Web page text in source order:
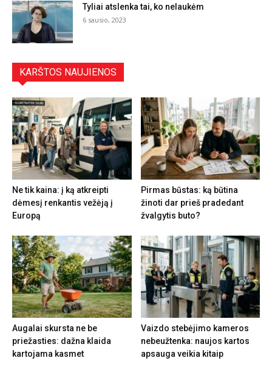
Tyliai atslenka tai, ko nelaukėm
6 sausio, 2023
KARŠTOS NAUJIENOS
Ne tik kaina: į ką atkreipti
dėmesį renkantis vežėją į
Europą
Pirmas būstas: ką būtina
žinoti dar prieš pradedant
žvalgytis buto?
Augalai skursta ne be
priežasties: dažna klaida
kartojama kasmet
Vaizdo stebėjimo kameros
nebeužtenka: naujos kartos
apsauga veikia kitaip